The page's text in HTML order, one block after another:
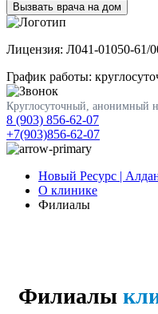
Вызвать врача на дом
Лицензия: Л041-01050-61/
График работы:
Круглосуточный, анонимный
8 (903) 856-62-07
+7(903)856-62-07
Новый Ресурс |
О клинике
Филиалы
Филиалы